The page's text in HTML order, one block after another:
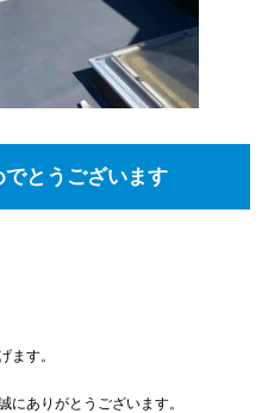
とうございます
ます。
にありがとうございます。